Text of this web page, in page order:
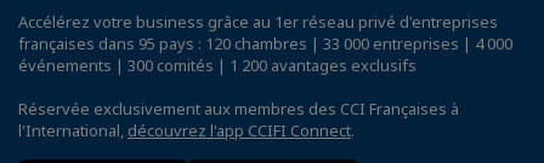
Accélérez votre business grâce au 1er réseau privé d'entreprises
françaises dans 95 pays : 120 chambres | 33 000 entreprises | 4 000
événements | 300 comités | 1 200 avantages exclusifs
Réservée exclusivement aux membres des CCI Françaises à
l'International, découvrez l'app CCIFI Connect.